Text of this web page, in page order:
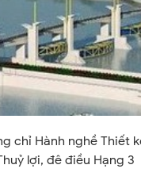
chỉ Hành nghề Thiết
lợi, đê điều Hạng 3